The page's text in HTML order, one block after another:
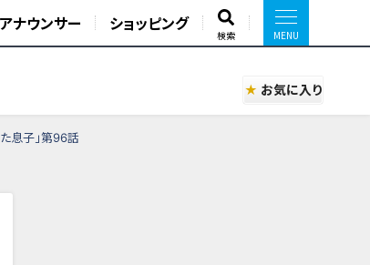
アナウンサー ショッピング
検索
お気に入り
息子」第96話